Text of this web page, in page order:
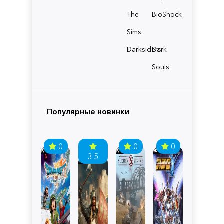
The
Sims
BioShock
Darksiders
Dark
Souls
Популярные новинки
0
3.5
0 0